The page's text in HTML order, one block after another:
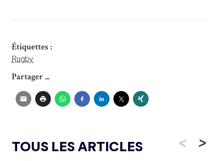
Étiquettes :
Rugby
Partager ...
TOUS LES ARTICLES < >